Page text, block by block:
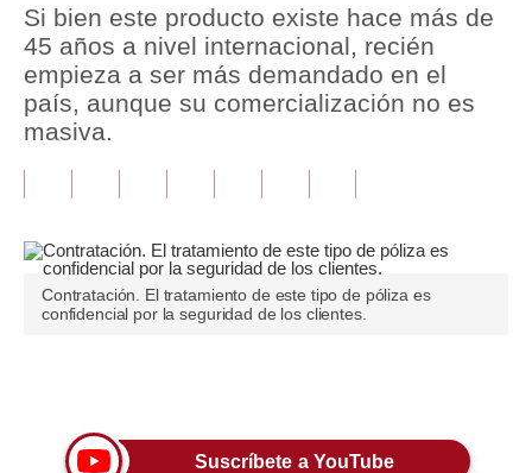
Finanzas Personales
Inmobiliarias
Plus G
Editorial
Pregunta de hoy
Blogs
Viajes
Si bien este producto existe hace más de
45 años a nivel internacional, recién
empieza a ser más demandado en el
país, aunque su comercialización no es
masiva.
Contratación. El tratamiento de este tipo de póliza es
confidencial por la seguridad de los clientes.
Suscríbete a YouTube